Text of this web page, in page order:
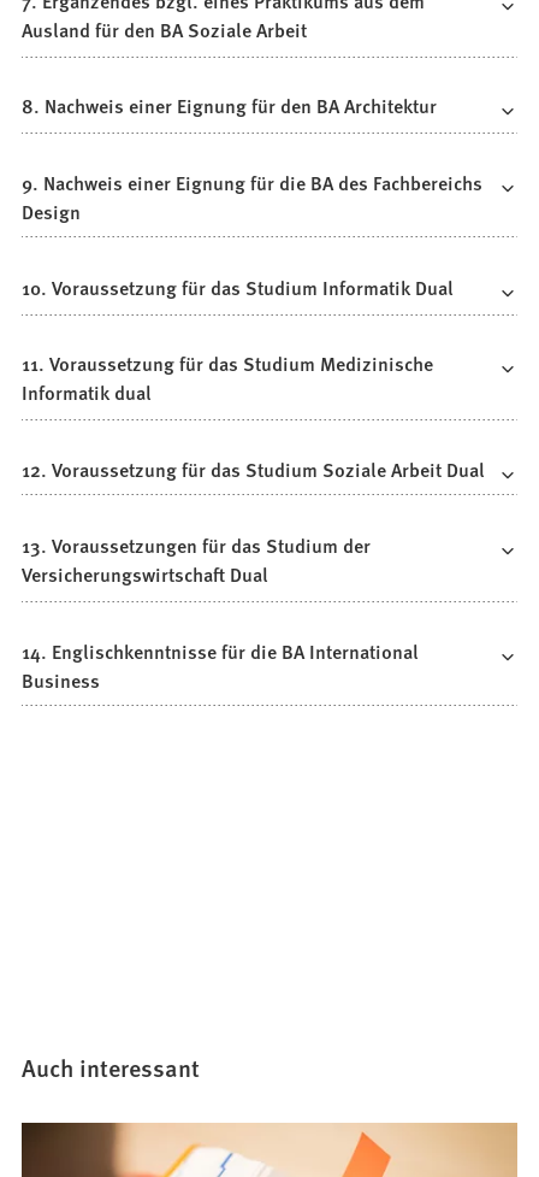
Ausland für den BA Soziale Arbeit
8. Nachweis einer Eignung für den BA Architektur
9. Nachweis einer Eignung für die BA des Fachbereichs
Design
10. Voraussetzung für das Studium Informatik Dual
11. Voraussetzung für das Studium Medizinische
Informatik dual
12. Voraussetzung für das Studium Soziale Arbeit Dual
13. Voraussetzungen für das Studium der
Versicherungswirtschaft Dual
14. Englischkenntnisse für die BA International
Business
Auch interessant